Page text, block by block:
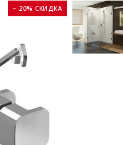
− 20% СКИДКА